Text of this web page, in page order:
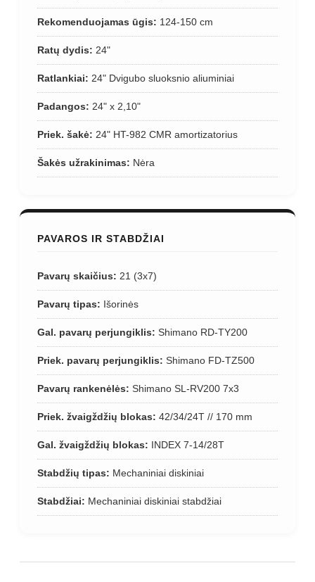
Rekomenduojamas ūgis: 124-150 cm
Ratų dydis: 24"
Ratlankiai: 24" Dvigubo sluoksnio aliuminiai
Padangos: 24" x 2,10"
Priek. šakė: 24" HT-982 CMR amortizatorius
Šakės užrakinimas: Nėra
PAVAROS IR STABDŽIAI
Pavarų skaičius: 21 (3x7)
Pavarų tipas: Išorinės
Gal. pavarų perjungiklis: Shimano RD-TY200
Priek. pavarų perjungiklis: Shimano FD-TZ500
Pavarų rankenėlės: Shimano SL-RV200 7x3
Priek. žvaigždžių blokas: 42/34/24T // 170 mm
Gal. žvaigždžių blokas: INDEX 7-14/28T
Stabdžių tipas: Mechaniniai diskiniai
Stabdžiai: Mechaniniai diskiniai stabdžiai